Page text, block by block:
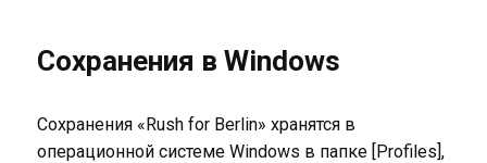
Сохранения в Windows
Сохранения «Rush for Berlin» хранятся в
операционной системе Windows в папке [Profiles],